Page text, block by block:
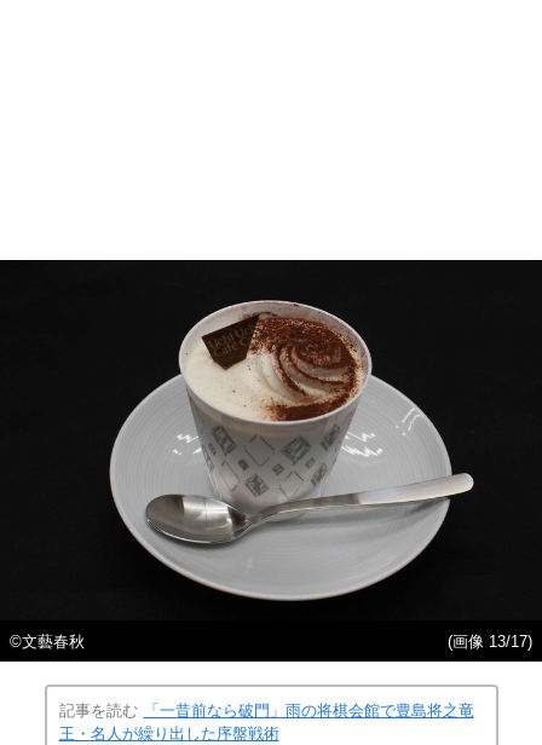
©文藝春秋 (画像 13/17)
記事を読む
「一昔前なら破門」雨の将棋会館で豊島将之竜
王・名人が繰り出した序盤戦術